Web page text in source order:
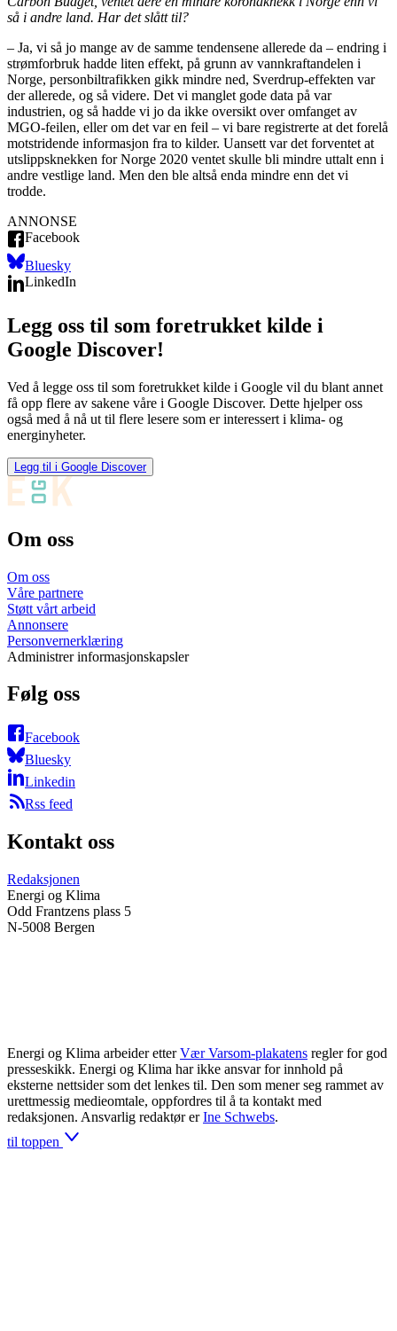
så i andre land. Har det slått til?
– Ja, vi så jo mange av de samme tendensene allerede da – endring i
strømforbruk hadde liten effekt, på grunn av vannkraftandelen i
Norge, personbiltrafikken gikk mindre ned, Sverdrup-effekten var
der allerede, og så videre. Det vi manglet gode data på var
industrien, og så hadde vi jo da ikke oversikt over omfanget av
MGO-feilen, eller om det var en feil – vi bare registrerte at det forelå
motstridende informasjon fra to kilder. Uansett var det forventet at
utslippsknekken for Norge 2020 ventet skulle bli mindre uttalt enn i
andre vestlige land. Men den ble altså enda mindre enn det vi
trodde.
ANNONSE
Facebook
Bluesky
LinkedIn
Legg oss til som foretrukket kilde i
Google Discover!
Ved å legge oss til som foretrukket kilde i Google vil du blant annet
få opp flere av sakene våre i Google Discover. Dette hjelper oss
også med å nå ut til flere lesere som er interessert i klima- og
energinyheter.
Legg til i Google Discover
Om oss
Om oss
Våre partnere
Støtt vårt arbeid
Annonsere
Personvernerklæring
Administrer informasjonskapsler
Følg oss
Facebook
Bluesky
Linkedin
Rss feed
Kontakt oss
Redaksjonen
Energi og Klima
Odd Frantzens plass 5
N-5008 Bergen
Energi og Klima arbeider etter Vær Varsom-plakatens regler for god
presseskikk. Energi og Klima har ikke ansvar for innhold på
eksterne nettsider som det lenkes til. Den som mener seg rammet av
urettmessig medieomtale, oppfordres til å ta kontakt med
redaksjonen. Ansvarlig redaktør er Ine Schwebs.
til toppen